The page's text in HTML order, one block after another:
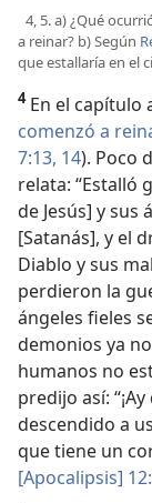
4, 5. a) ¿Qué
a reinar? b) Según
que estallaría en el
4En el capítulo
comenzó a
7:13, 14). Poco
relata: “Estalló
de Jesús] y
[Satanás], y el
Diablo y sus
perdieron la
ángeles fieles
demonios ya
humanos no
predijo así:
descendido a
que tiene un
[Apocalipsis]